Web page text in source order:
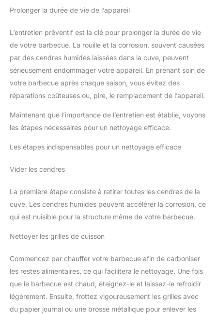
Prolonger la durée de vie de l’appareil
L’entretien préventif est la clé pour prolonger la durée de vie
de votre barbecue. La rouille et la corrosion, souvent causées
par des cendres humides laissées dans la cuve, peuvent
sérieusement endommager votre appareil. En prenant soin de
votre barbecue après chaque saison, vous évitez des
réparations coûteuses ou, pire, le remplacement de l’appareil.
Maintenant que l’importance de l’entretien est établie, voyons
les étapes nécessaires pour un nettoyage efficace.
Les étapes indispensables pour un nettoyage efficace
Vider les cendres
La première étape consiste à retirer toutes les cendres de la
cuve. Les cendres humides peuvent accélérer la corrosion, ce
qui est nuisible pour la structure même de votre barbecue.
Nettoyer les grilles de cuisson
Commencez par chauffer votre barbecue afin de carboniser
les restes alimentaires, ce qui facilitera le nettoyage. Une fois
que le barbecue est chaud, éteignez-le et laissez-le refroidir
légèrement. Ensuite, frottez vigoureusement les grilles avec
du papier journal ou une brosse métallique pour enlever les